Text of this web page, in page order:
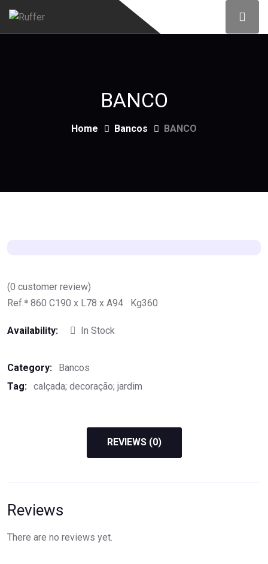
BANCO
Home Bancos BANCO
(0 customer review)
Ref.ª 860 C190 x L78 x A94 Kg360
Availability: In Stock
Category:
Bancos
Tag: calçada; decoração; jardim
REVIEWS (0)
Reviews
There are no reviews yet.